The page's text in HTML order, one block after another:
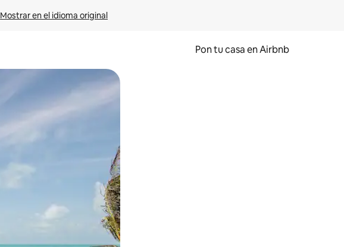
Mostrar en el idioma original
Pon tu casa en Airbnb